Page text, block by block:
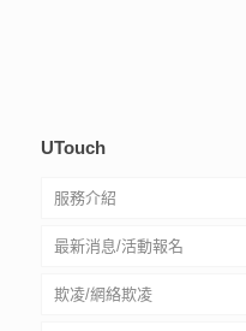
UTouch
服務介紹
社工驗證
常見問題
最新消息/活動報名
欺凌/網絡欺凌